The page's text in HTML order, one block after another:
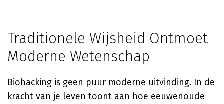
Traditionele Wijsheid Ontmoet
Moderne Wetenschap
Biohacking is geen puur moderne uitvinding. In de
kracht van je leven toont aan hoe eeuwenoude